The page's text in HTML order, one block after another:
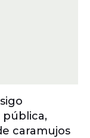
pública,
caramujos